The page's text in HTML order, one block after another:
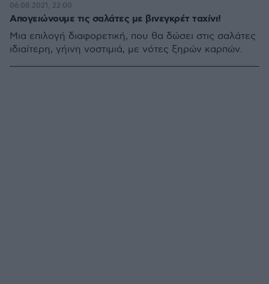
Απογειώνουμε τις σαλάτες με βινεγκρέτ ταχίνι!
Μια επιλογή διαφορετική, που θα δώσει στις σαλάτες
ιδιαίτερη, γήινη νοστιμιά, με νότες ξηρών καρπών.
06.08.2021, 22:00